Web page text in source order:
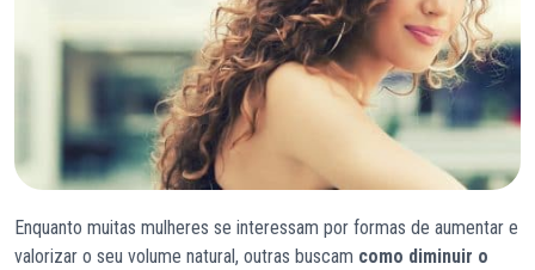
Enquanto muitas mulheres se interessam por formas de aumentar e
valorizar o seu volume natural, outras buscam como diminuir o